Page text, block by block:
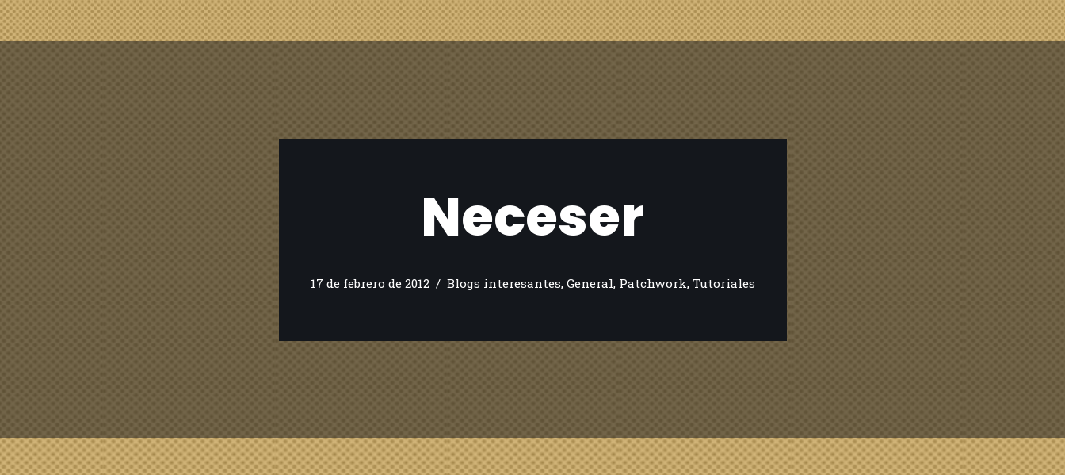
Neceser
17 de febrero de 2012 Blogs interesantes, General, Patchwork, Tutoriales